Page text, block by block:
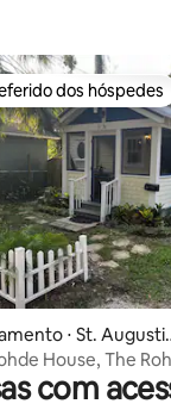
média de 5, 579
os melhoresdos hóspedes
⋅ St.
House, The
com